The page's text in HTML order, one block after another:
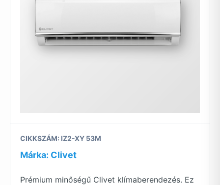
CIKKSZÁM: IZ2-XY 53M
Márka: Clivet
Prémium minőségű Clivet klímaberendezés. Ez